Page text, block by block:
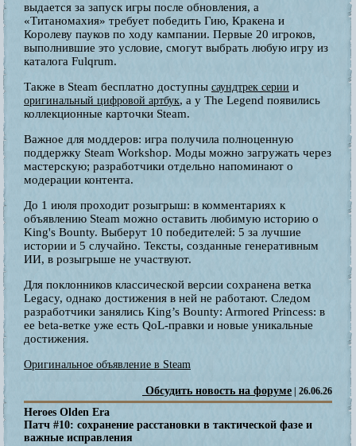
выдается за запуск игры после обновления, а
«Титаномахия» требует победить Гию, Кракена и
Королеву пауков по ходу кампании. Первые 20 игроков,
выполнившие это условие, смогут выбрать любую игру из
каталога Fulqrum.
Также в Steam бесплатно доступны саундтрек серии и
оригинальный цифровой артбук, а у The Legend появились
коллекционные карточки Steam.
Важное для моддеров: игра получила полноценную
поддержку Steam Workshop. Моды можно загружать через
мастерскую; разработчики отдельно напоминают о
модерации контента.
До 1 июля проходит розыгрыш: в комментариях к
объявлению Steam можно оставить любимую историю о
King's Bounty. Выберут 10 победителей: 5 за лучшие
истории и 5 случайно. Тексты, созданные генеративным
ИИ, в розыгрыше не участвуют.
Для поклонников классической версии сохранена ветка
Legacy, однако достижения в ней не работают. Следом
разработчики занялись King’s Bounty: Armored Princess: в
ее beta-ветке уже есть QoL-правки и новые уникальные
достижения.
Оригинальное объявление в Steam
Обсудить новость на форуме | 26.06.26
Heroes Olden Era
Патч #10: сохранение расстановки в тактической фазе и
важные исправления